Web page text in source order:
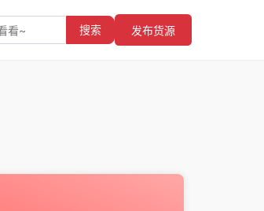
搜索 发布货源